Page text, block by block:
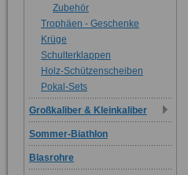
Zubehör
Trophäen - Geschenke
Krüge
Schulterklappen
Holz-Schützenscheiben
Pokal-Sets
Großkaliber & Kleinkaliber
Sommer-Biathlon
Blasrohre